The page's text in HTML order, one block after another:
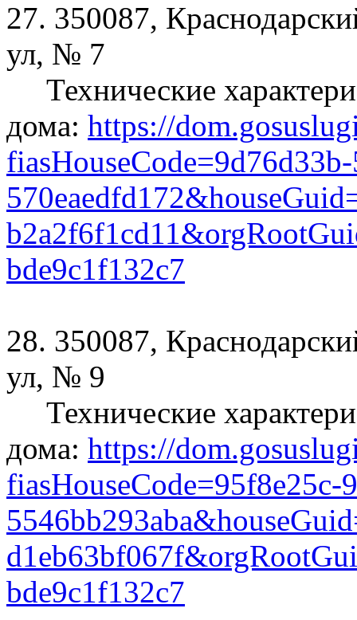
27. 350087,
ул, № 7
Технические
дома: https://
bde9c1f132c7
28. 350087,
ул, № 9
Технические
дома: https://
fiasHouseCode=95f8e25c-
bde9c1f132c7